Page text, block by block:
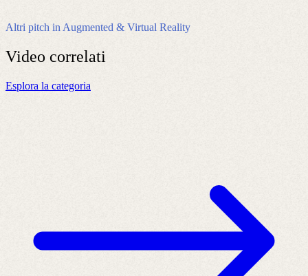
Altri pitch in Augmented & Virtual Reality
Video correlati
Esplora la categoria